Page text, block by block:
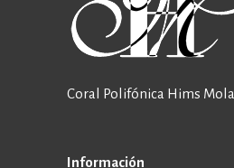
Coral Polifónica Hims Mola
Información